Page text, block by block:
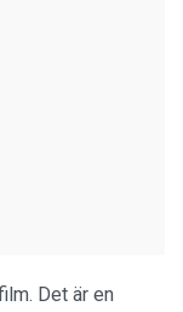
Det är en